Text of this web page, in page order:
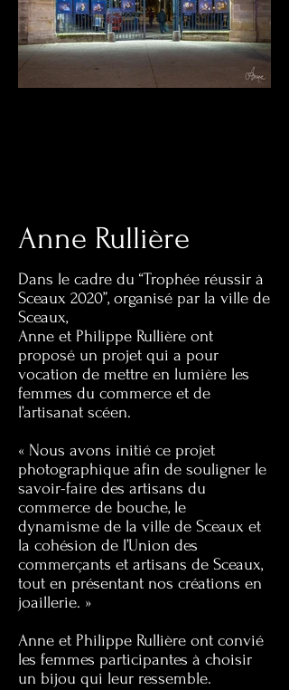
Anne Rullière
Dans le cadre du “Trophée réussir à
Sceaux 2020”, organisé par la ville de
Sceaux,
Anne et Philippe Rullière ont
proposé un projet qui a pour
vocation de mettre en lumière les
femmes du commerce et de
l’artisanat scéen.
« Nous avons initié ce projet
photographique afin de souligner le
savoir-faire des artisans du
commerce de bouche, le
dynamisme de la ville de Sceaux et
la cohésion de l’Union des
commerçants et artisans de Sceaux,
tout en présentant nos créations en
joaillerie. »
Anne et Philippe Rullière ont convié
les femmes participantes à choisir
un bijou qui leur ressemble.